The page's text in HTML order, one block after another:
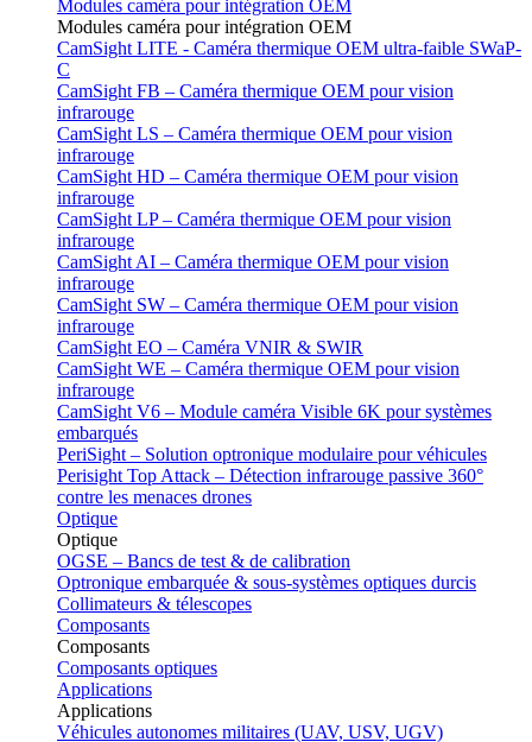
Modules caméra pour intégration OEM
Modules caméra pour intégration OEM
CamSight LITE - Caméra thermique OEM ultra-faible SWaP-
C
CamSight FB – Caméra thermique OEM pour vision
infrarouge
CamSight LS – Caméra thermique OEM pour vision
infrarouge
CamSight HD – Caméra thermique OEM pour vision
infrarouge
CamSight LP – Caméra thermique OEM pour vision
infrarouge
CamSight AI – Caméra thermique OEM pour vision
infrarouge
CamSight SW – Caméra thermique OEM pour vision
infrarouge
CamSight EO – Caméra VNIR & SWIR
CamSight WE – Caméra thermique OEM pour vision
infrarouge
CamSight V6 – Module caméra Visible 6K pour systèmes
embarqués
PeriSight – Solution optronique modulaire pour véhicules
Perisight Top Attack – Détection infrarouge passive 360°
contre les menaces drones
Optique
Optique
OGSE – Bancs de test & de calibration
Optronique embarquée & sous-systèmes optiques durcis
Collimateurs & télescopes
Composants
Composants
Composants optiques
Applications
Applications
Véhicules autonomes militaires (UAV, USV, UGV)